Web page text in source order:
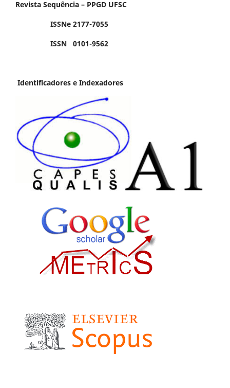
Revista Sequência – PPGD UFSC
ISSNe 2177-7055
ISSN 0101-9562
Identificadores e Indexadores